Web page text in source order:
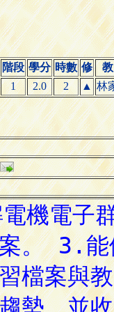
階段 學分 時數 修
1 2.0 2 ▲ 林